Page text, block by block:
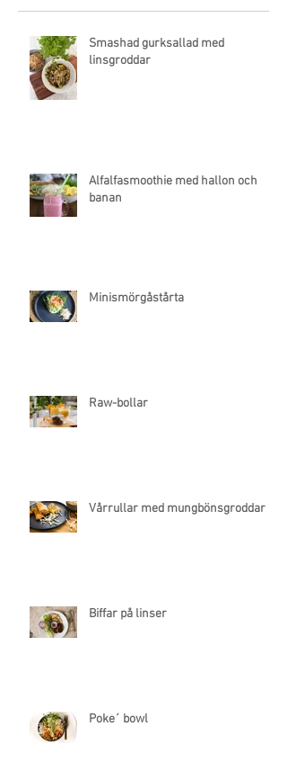
Smashad gurksallad med
linsgroddar
Alfalfasmoothie med hallon och
banan
Minismörgåstårta
Raw-bollar
Vårrullar med mungbönsgroddar
Biffar på linser
Poke´ bowl